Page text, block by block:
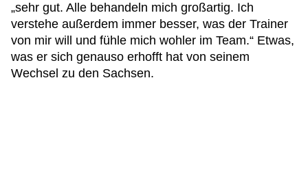
„sehr gut. Alle behandeln mich großartig. Ich
verstehe außerdem immer besser, was der Trainer
von mir will und fühle mich wohler im Team.“ Etwas,
was er sich genauso erhofft hat von seinem
Wechsel zu den Sachsen.